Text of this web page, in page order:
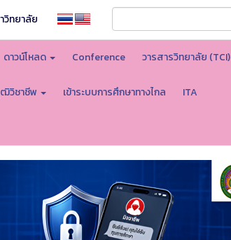
วิทยาลัย
ดาวน์โหลด Conference วารสารวิทยาลัย (TCI)
วิชาชีพ เข้าระบบการศึกษาทางไกล ITA